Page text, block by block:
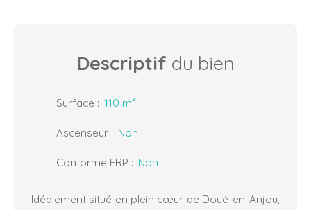
Descriptif du bien
Surface : 110 m²
Ascenseur : Non
Conforme ERP : Non
Idéalement situé en plein cœur de Doué-en-Anjou,